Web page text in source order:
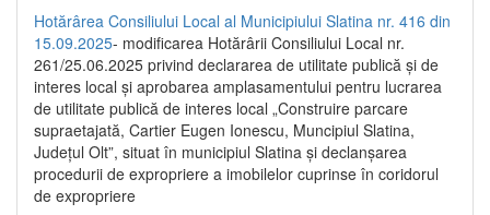
Hotărârea Consiliului Local al Municipiului Slatina nr. 416 din
15.09.2025- modificarea Hotărârii Consiliului Local nr.
261/25.06.2025 privind declararea de utilitate publică și de
interes local și aprobarea amplasamentului pentru lucrarea
de utilitate publică de interes local „Construire parcare
supraetajată, Cartier Eugen Ionescu, Muncipiul Slatina,
Județul Olt”, situat în municipiul Slatina și declanșarea
procedurii de expropriere a imobilelor cuprinse în coridorul
de expropriere